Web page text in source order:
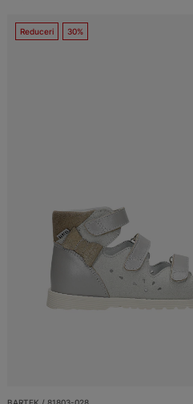
Reduceri 30%